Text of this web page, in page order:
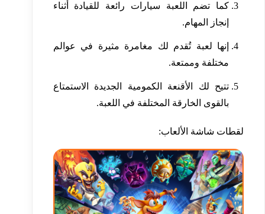
كما تضم ​​اللعبة سيارات رائعة للقيادة أثناء
إنجاز المهام.
إنها لعبة تُقدم لك مغامرة مثيرة في عوالم
مختلفة وممتعة.
تتيح لك الأقنعة الكمومية الجديدة الاستمتاع
بالقوى الخارقة المختلفة في اللعبة.
لقطات شاشة الألعاب: